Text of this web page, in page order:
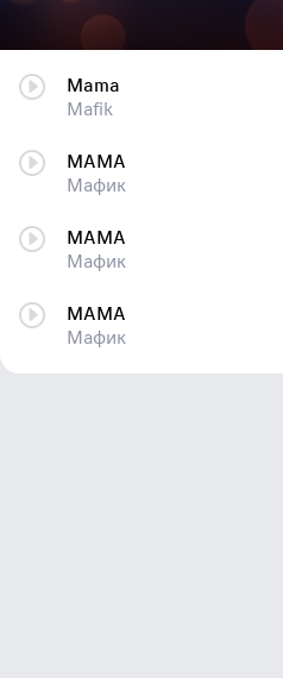
Mama
Mafik
МАМА
Мафик
МАМА
Мафик
МАМА
Мафик